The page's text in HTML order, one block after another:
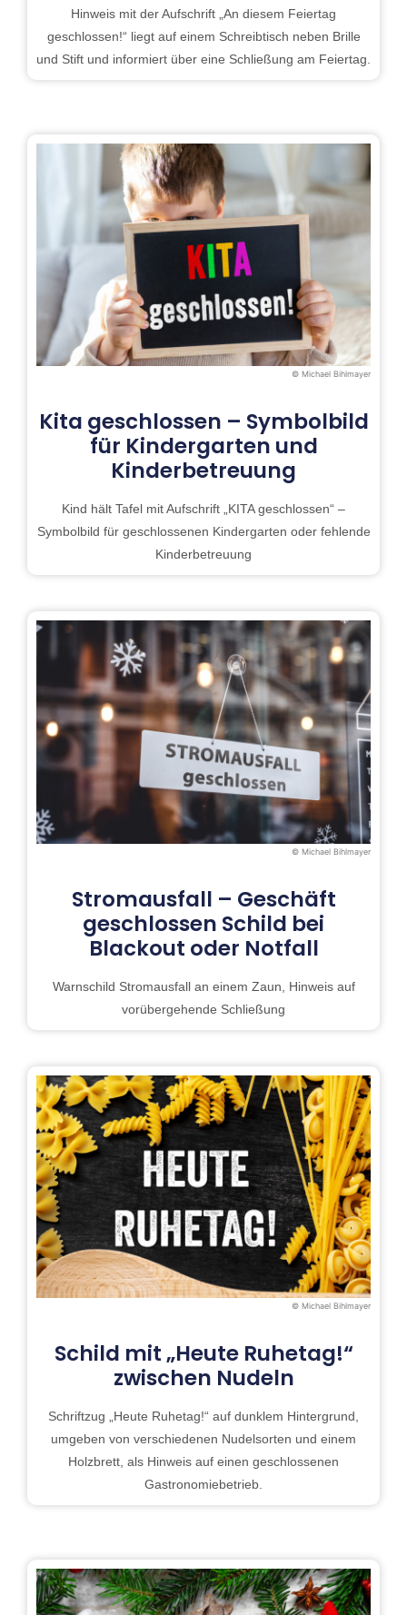
Hinweis mit der Aufschrift „An diesem Feiertag
geschlossen!“ liegt auf einem Schreibtisch neben Brille
und Stift und informiert über eine Schließung am Feiertag.
© Michael Bihlmayer
Kita geschlossen – Symbolbild
für Kindergarten und
Kinderbetreuung
Kind hält Tafel mit Aufschrift „KITA geschlossen“ –
Symbolbild für geschlossenen Kindergarten oder fehlende
Kinderbetreuung
© Michael Bihlmayer
Stromausfall – Geschäft
geschlossen Schild bei
Blackout oder Notfall
Warnschild Stromausfall an einem Zaun, Hinweis auf
vorübergehende Schließung
© Michael Bihlmayer
Schild mit „Heute Ruhetag!“
zwischen Nudeln
Schriftzug „Heute Ruhetag!“ auf dunklem Hintergrund,
umgeben von verschiedenen Nudelsorten und einem
Holzbrett, als Hinweis auf einen geschlossenen
Gastronomiebetrieb.